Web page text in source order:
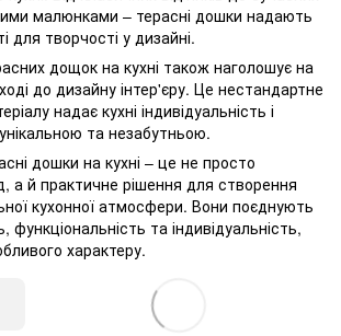
малюнками – терасні дошки надають
для творчості у дизайні.
дощок на кухні також наголошує на
до дизайну інтер'єру. Це нестандартне
надає кухні індивідуальність і
та незабутньою.
дошки на кухні – це не просто
а й практичне рішення для створення
кухонної атмосфери. Вони поєднують
функціональність та індивідуальність,
характеру.